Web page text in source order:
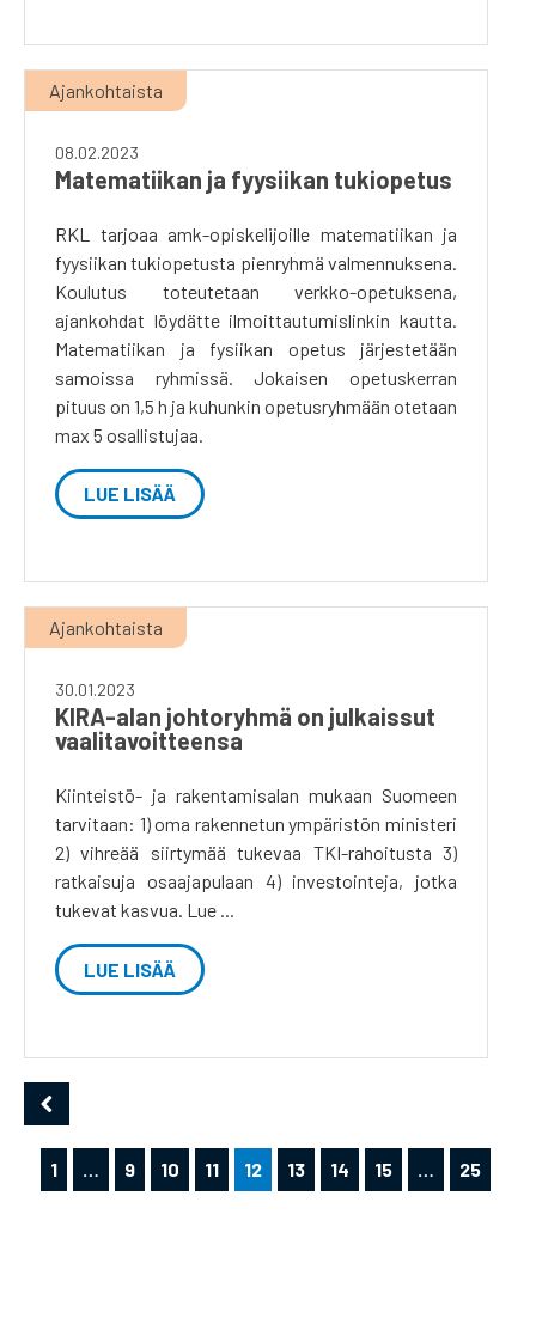
Ajankohtaista
08.02.2023
Matematiikan ja fyysiikan tukiopetus
RKL tarjoaa amk-opiskelijoille matematiikan ja
fyysiikan tukiopetusta pienryhmä valmennuksena.
Koulutus toteutetaan verkko-opetuksena,
ajankohdat löydätte ilmoittautumislinkin kautta.
Matematiikan ja fysiikan opetus järjestetään
samoissa ryhmissä. Jokaisen opetuskerran
pituus on 1,5 h ja kuhunkin opetusryhmään otetaan
max 5 osallistujaa.
LUE LISÄÄ
Ajankohtaista
30.01.2023
KIRA-alan johtoryhmä on julkaissut
vaalitavoitteensa
Kiinteistö- ja rakentamisalan mukaan Suomeen
tarvitaan: 1) oma rakennetun ympäristön ministeri
2) vihreää siirtymää tukevaa TKI-rahoitusta 3)
ratkaisuja osaajapulaan 4) investointeja, jotka
tukevat kasvua. Lue ...
LUE LISÄÄ
1 … 9 10 11 12 13 14 15 … 25